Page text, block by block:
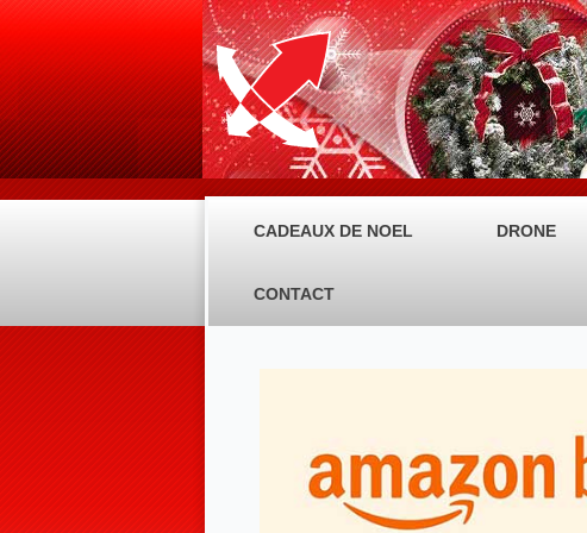
CADEAUX DE NOEL DRONE
CONTACT